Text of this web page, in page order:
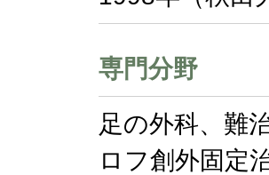
専門分野
足の外科、難
ロフ創外固定